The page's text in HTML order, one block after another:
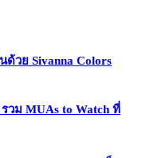
ด้วย Sivanna Colors
วม MUAs to Watch ที่